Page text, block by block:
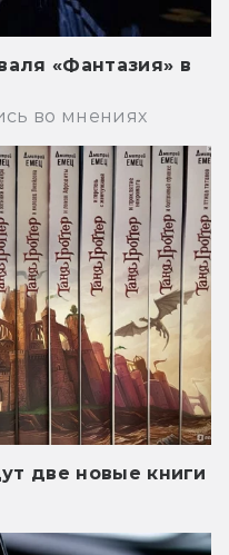
«Фантазия» в
во мнениях
две новые книги